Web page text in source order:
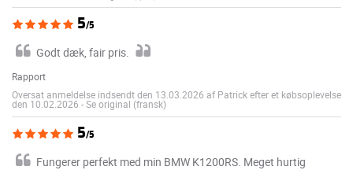
5/5
Godt dæk, fair pris.
Rapport
Oversat anmeldelse indsendt den 13.03.2026 af Patrick efter et købsoplevelse
den 10.02.2026 -Se original (fransk)
5/5
Fungerer perfekt med min BMW K1200RS. Meget hurtig